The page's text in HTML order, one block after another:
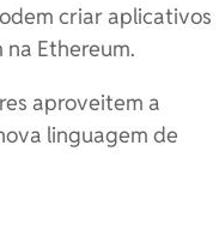
criar aplicativos
Ethereum.
aproveitem a
linguagem de